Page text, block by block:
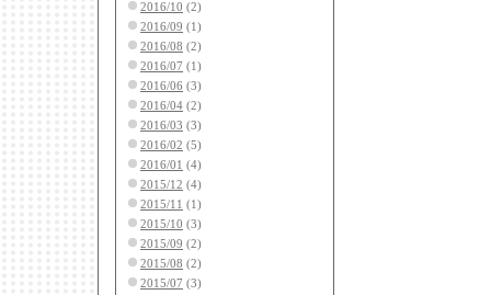
2016/10 (2)
2016/09 (1)
2016/08 (2)
2016/07 (1)
2016/06 (3)
2016/04 (2)
2016/03 (3)
2016/02 (5)
2016/01 (4)
2015/12 (4)
2015/11 (1)
2015/10 (3)
2015/09 (2)
2015/08 (2)
2015/07 (3)